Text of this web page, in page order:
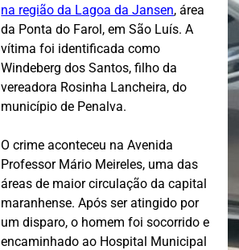
na região da Lagoa da Jansen, área
da Ponta do Farol, em São Luís. A
vítima foi identificada como
Windeberg dos Santos, filho da
vereadora Rosinha Lancheira, do
município de Penalva.
O crime aconteceu na Avenida
Professor Mário Meireles, uma das
áreas de maior circulação da capital
maranhense. Após ser atingido por
um disparo, o homem foi socorrido e
encaminhado ao Hospital Municipal